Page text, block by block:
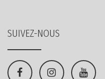
SUIVEZ-NOUS